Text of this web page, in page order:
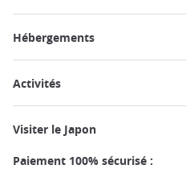
Hébergements
Activités
Visiter le Japon
Paiement 100% sécurisé :